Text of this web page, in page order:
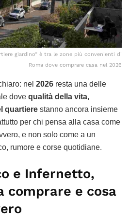
giardino” è tra le zone più convenienti di
Roma dove comprare casa nel 2026
nel 2026 resta una delle
dove qualità della vita,
quartiere stanno ancora insieme
per chi pensa alla casa come
e non solo come a un
rumore e corse quotidiane.
e Infernetto,
comprare e cosa